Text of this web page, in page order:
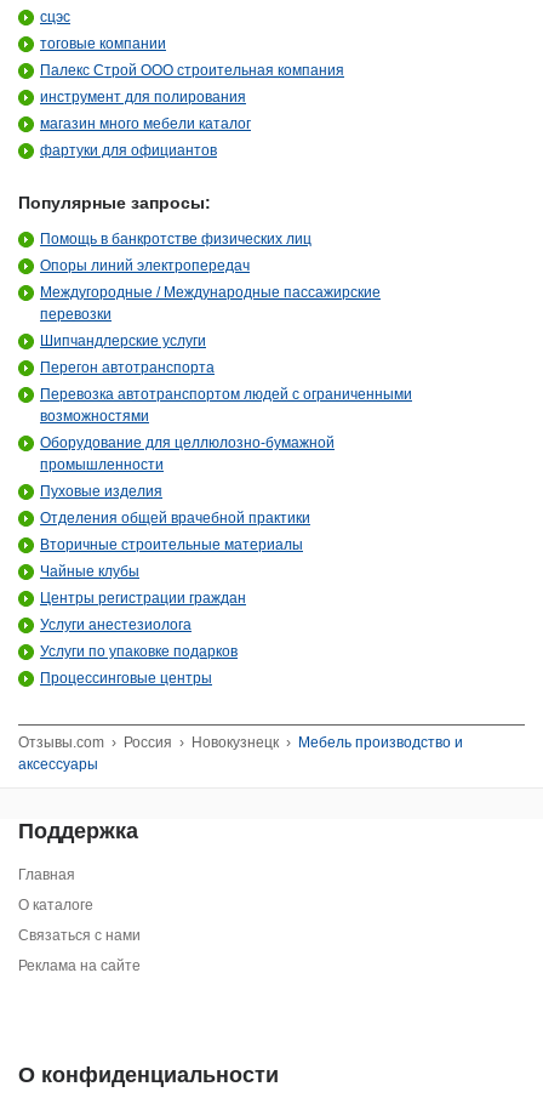
сцэс
тоговые компании
Палекс Строй ООО строительная компания
инструмент для полирования
магазин много мебели каталог
фартуки для официантов
Популярные запросы:
Помощь в банкротстве физических лиц
Опоры линий электропередач
Междугородные / Международные пассажирские
перевозки
Шипчандлерские услуги
Перегон автотранспорта
Перевозка автотранспортом людей с ограниченными
возможностями
Оборудование для целлюлозно-бумажной
промышленности
Пуховые изделия
Отделения общей врачебной практики
Вторичные строительные материалы
Чайные клубы
Центры регистрации граждан
Услуги анестезиолога
Услуги по упаковке подарков
Процессинговые центры
Отзывы.com › Россия › Новокузнецк › Мебель производство и
аксессуары
Поддержка
Главная
О каталоге
Связаться с нами
Реклама на сайте
О конфиденциальности